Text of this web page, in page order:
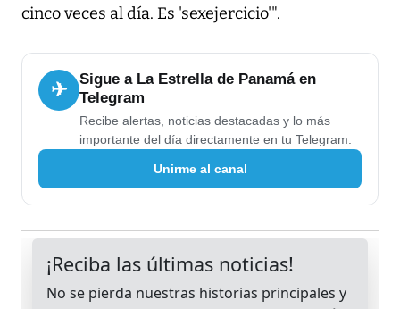
cinco veces al día. Es 'sexejercicio'".
✈
Sigue a La Estrella de Panamá en
Telegram
Recibe alertas, noticias destacadas y lo más
importante del día directamente en tu Telegram.
Unirme al canal